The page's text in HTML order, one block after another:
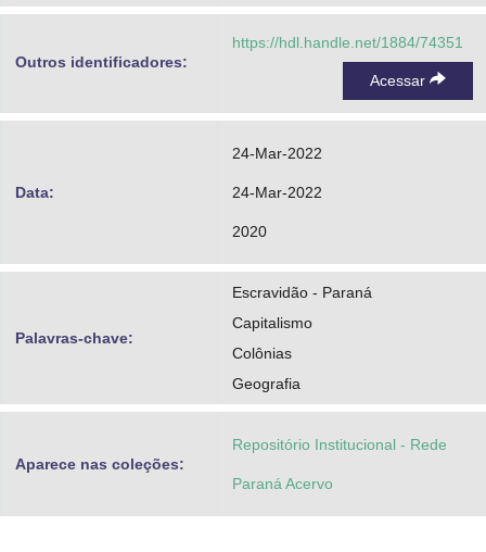
Outros identificadores:
https://hdl.handle.net/1884/74351
Acessar
Data:
24-Mar-2022
24-Mar-2022
2020
Palavras-chave:
Escravidão - Paraná
Capitalismo
Colônias
Geografia
Aparece nas coleções:
Repositório Institucional - Rede
Paraná Acervo